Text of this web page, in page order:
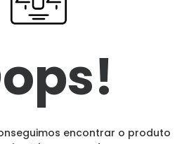
encontrar o produto